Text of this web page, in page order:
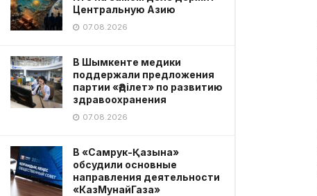
Центральную Азию
07.08.2026
В Шымкенте медики
поддержали предложения
партии «Әділет» по развитию
здравоохранения
07.08.2026
В «Самрук-Қазына»
обсудили основные
направления деятельности
«КазМунайГаза»